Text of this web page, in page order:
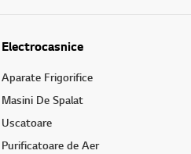
Electrocasnice
Aparate Frigorifice
Masini De Spalat
Uscatoare
Purificatoare de Aer